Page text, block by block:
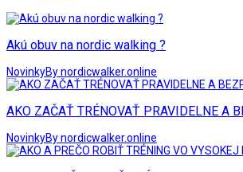
Akú obuv na nordic walking ?
NovinkyBy nordicwalker.online
AKO ZAČAŤ TRÉNOVAŤ PRAVIDELNE A
NovinkyBy nordicwalker.online